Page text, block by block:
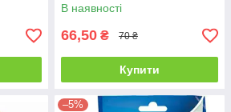
В наявності
66,50 ₴ 70 ₴
Купити
–5%